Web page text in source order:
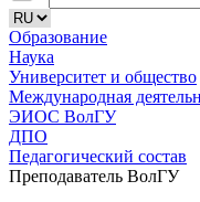
Образование
Наука
Университет и общество
Международная
ЭИОС ВолГУ
ДПО
Педагогический состав
Преподаватель ВолГУ